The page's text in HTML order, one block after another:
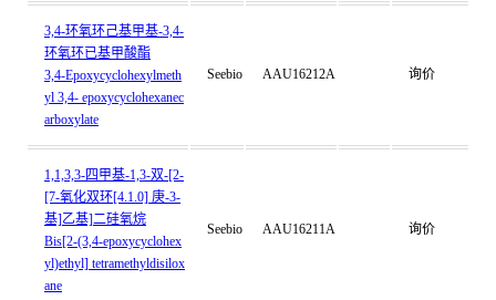
3,4-环氧环己基甲基-3,4-
环氧环已基甲酸酯
3,4-Epoxycyclohexylmeth
yl 3,4- epoxycyclohexanec
arboxylate
Seebio AAU16212A 询价
1,1,3,3-四甲基-1,3-双-[2-
[7-氧化双环[4.1.0] 庚-3-
基]乙基]二硅氧烷
Bis[2-(3,4-epoxycyclohex
yl)ethyl] tetramethyldisilox
ane
Seebio AAU16211A 询价